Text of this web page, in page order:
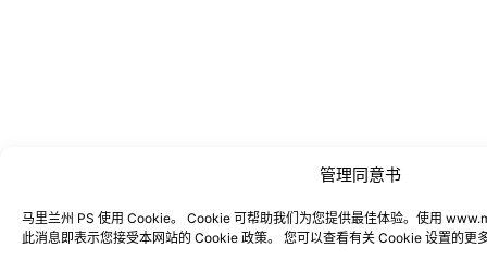
管理同意书
马里兰州 PS 使用 Cookie。 Cookie 可帮助我们为您提供最佳体验。使用
此消息即表示您接受本网站的 Cookie 政策。 您可以查看有关 Cookie 设置的更